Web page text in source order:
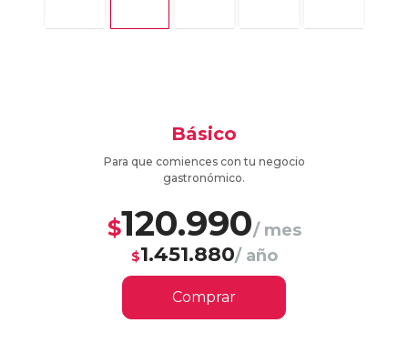
Básico
Para que comiences con tu negocio
gastronómico.
$120.990/ mes
$1.451.880/ año
Comprar